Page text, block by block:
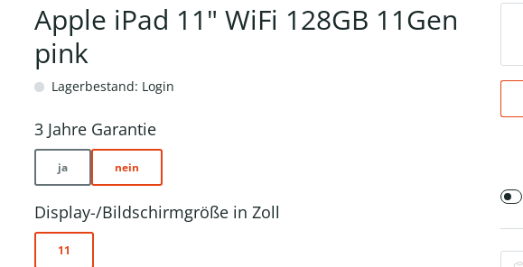
Apple iPad 11" WiFi 128GB 11Gen
pink
Lagerbestand: Login
3 Jahre Garantie
ja nein
Display-/Bildschirmgröße in Zoll
11